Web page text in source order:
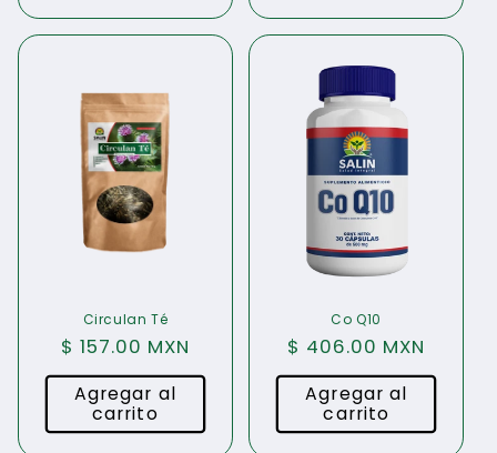
Circulan Té
Precio
habitual
$ 157.00 MXN
Agregar al
carrito
Co Q10
Precio
habitual
$ 406.00 MXN
Agregar al
carrito